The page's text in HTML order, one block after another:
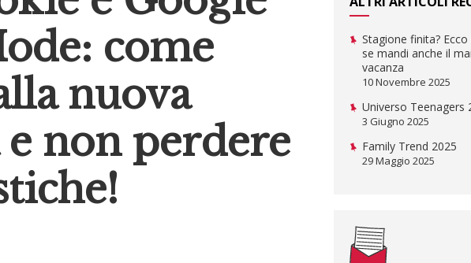
come
nuova
non perdere
Stagione finita?
se mandi anche il
vacanza
10 Novembre 2025
Universo Teenagers
3 Giugno 2025
Family Trend 2025
29 Maggio 2025